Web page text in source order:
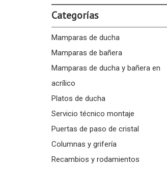
Categorías
Mamparas de ducha
Mamparas de bañera
Mamparas de ducha y bañera en
acrílico
Platos de ducha
Servicio técnico montaje
Puertas de paso de cristal
Columnas y grifería
Recambios y rodamientos